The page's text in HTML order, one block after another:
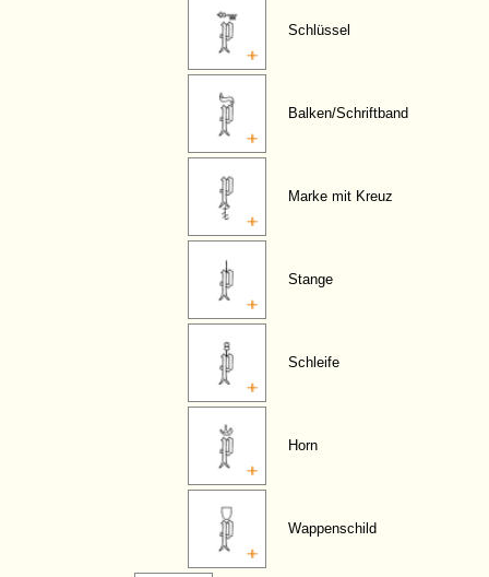
Schlüssel
Balken/Schriftband
Marke mit Kreuz
Stange
Schleife
Horn
Wappenschild